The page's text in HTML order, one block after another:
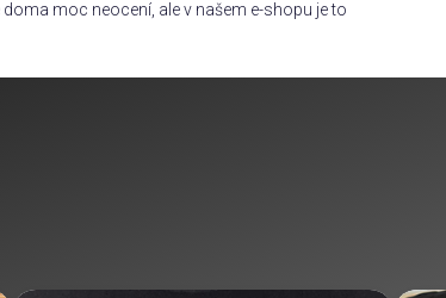
moc neocení, ale v našem e-shopu je to